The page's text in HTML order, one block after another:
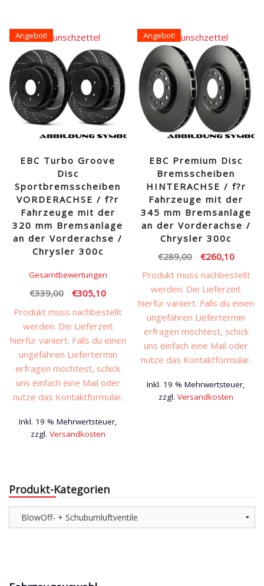
Angebot!
EBC Turbo Groove
Disc
Sportbremsscheiben
VORDERACHSE / f?r
Fahrzeuge mit der
320 mm Bremsanlage
an der Vorderachse /
Chrysler 300c
Gesamtbewertungen
€339,00
Ursprünglicher
Preis
war:
€339,00
€305,10Aktueller
Preis
ist:
€305,10.
Produkt muss nachbestellt
werden. Die Lieferzeit
hierfür variiert. Falls du einen
ungefähren Liefertermin
erfragen möchtest, schick
uns einfach eine Mail oder
nutze das Kontaktformular.
Inkl. 19 % Mehrwertsteuer,
zzgl. Versandkosten
Auf den Wunschzettel Angebot!
EBC Premium Disc
Bremsscheiben
HINTERACHSE / f?r
Fahrzeuge mit der
345 mm Bremsanlage
an der Vorderachse /
Chrysler 300c
€289,00
Ursprünglicher
Preis
war:
€289,00
€260,10
Preis
ist:
Produkt muss nachbestellt
werden. Die Lieferzeit
hierfür variiert. Falls du einen
ungefähren Liefertermin
erfragen möchtest, schick
uns einfach eine Mail oder
nutze das Kontaktformular.
Inkl. 19 % Mehrwertsteuer,
zzgl.Versandkosten
Auf den Wunschzettel
Produkt-Kategorien